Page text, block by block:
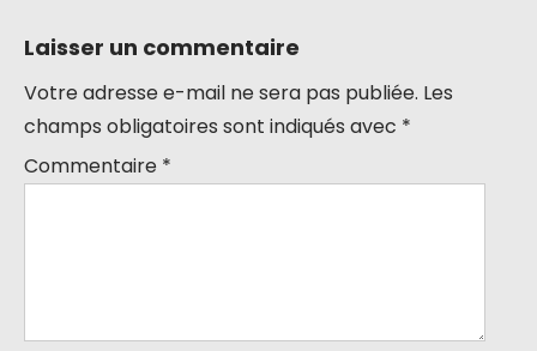
Laisser un commentaire
Votre adresse e-mail ne sera pas publiée. Les
champs obligatoires sont indiqués avec *
Commentaire *